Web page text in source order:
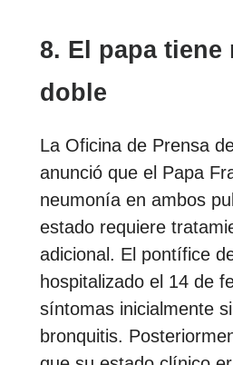
8. El papa tiene
doble
La Oficina de Prensa
anunció que el Papa
neumonía en ambos
estado requiere
adicional. El pontífice
hospitalizado el 14 de
síntomas inicialmente
bronquitis.